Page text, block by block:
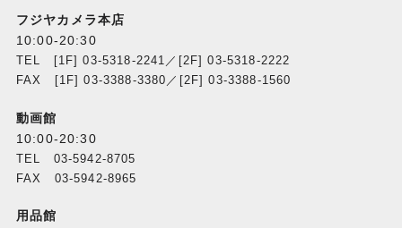
フジヤカメラ本店
10:00-20:30
TEL [1F] 03-5318-2241／[2F] 03-5318-2222
FAX [1F] 03-3388-3380／[2F] 03-3388-1560
動画館
10:00-20:30
TEL 03-5942-8705
FAX 03-5942-8965
用品館